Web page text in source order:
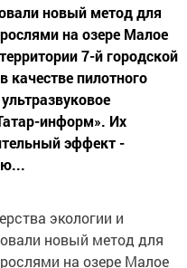
новый метод для
на озере Малое
7-й городской
пилотного
информ». Их
эффект -
экологии и
новый метод для
на озере Малое